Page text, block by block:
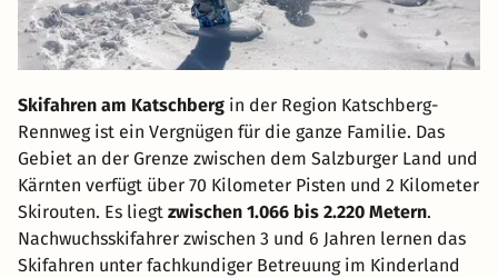
Skifahren am Katschberg in der Region Katschberg-
Rennweg ist ein Vergnügen für die ganze Familie. Das
Gebiet an der Grenze zwischen dem Salzburger Land und
Kärnten verfügt über 70 Kilometer Pisten und 2 Kilometer
Skirouten. Es liegt zwischen 1.066 bis 2.220 Metern.
Nachwuchsskifahrer zwischen 3 und 6 Jahren lernen das
Skifahren unter fachkundiger Betreuung im Kinderland